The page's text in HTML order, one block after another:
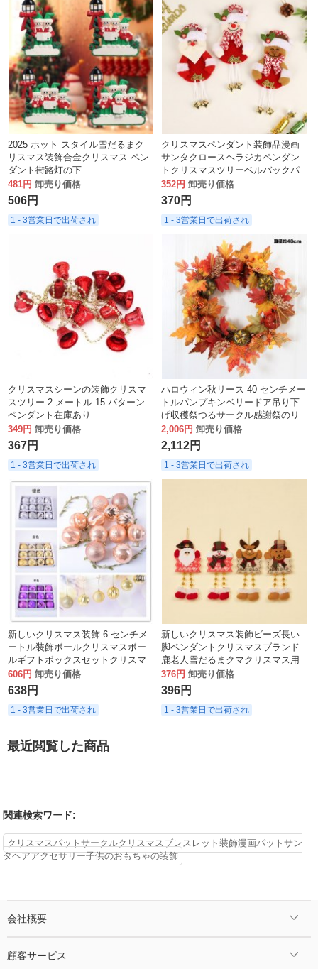
2025 ホット スタイル雪だるまク
リスマス装飾合金クリスマス ペン
ダント街路灯の下
481円 卸売り価格
506円
1 - 3営業日で出荷され
クリスマスペンダント装飾品漫画
サンタクロースヘラジカペンダン
トクリスマスツリーベルバックパ
ック携帯電話ペンダント
352円 卸売り価格
370円
1 - 3営業日で出荷され
クリスマスシーンの装飾クリスマ
スツリー 2 メートル 15 パターン
ペンダント在庫あり
349円 卸売り価格
367円
1 - 3営業日で出荷され
ハロウィン秋リース 40 センチメー
トルパンプキンベリードア吊り下
げ収穫祭つるサークル感謝祭のリ
ース
2,006円 卸売り価格
2,112円
1 - 3営業日で出荷され
新しいクリスマス装飾 6 センチメ
ートル装飾ボールクリスマスボー
ルギフトボックスセットクリスマ
スツリーペンダント
606円 卸売り価格
638円
1 - 3営業日で出荷され
新しいクリスマス装飾ビーズ長い
脚ペンダントクリスマスブランド
鹿老人雪だるまクマクリスマス用
品かわいいペンダント
376円 卸売り価格
396円
1 - 3営業日で出荷され
最近閲覧した商品
関連検索ワード:
クリスマスパットサークルクリスマスブレスレット装飾漫画パットサン
タヘアアクセサリー子供のおもちゃの装飾
会社概要
顧客サービス